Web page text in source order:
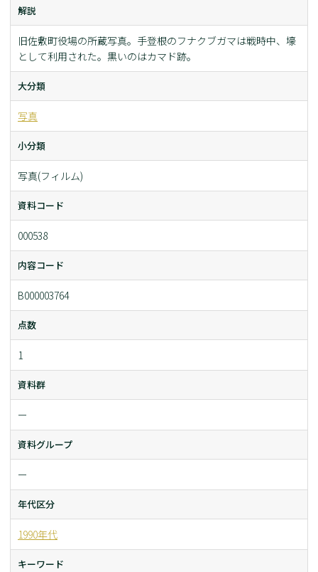
解説
旧佐敷町役場の所蔵写真。手登根のフナクブガマは戦時中、壕
として利用された。黒いのはカマド跡。
大分類
写真
小分類
写真(フィルム)
資料コード
000538
内容コード
B000003764
点数
1
資料群
ー
資料グループ
ー
年代区分
1990年代
キーワード